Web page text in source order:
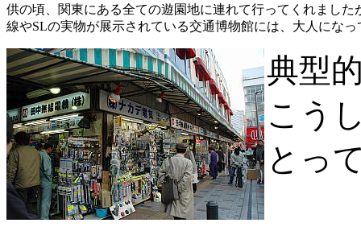
供の頃、関東にある全ての遊園地に連れて行ってくれまし
線やSLの実物が展示されている交通博物館には、大人にな
典型
こう
とっ